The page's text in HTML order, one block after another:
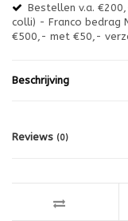
Bestellen v.a.
colli) - Franco bedrag
€500,- met €50,-
Beschrijving
Reviews (0)